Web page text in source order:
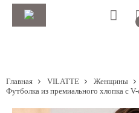
Главная VILATTE
Женщины
Футболка из премиального хлопка с